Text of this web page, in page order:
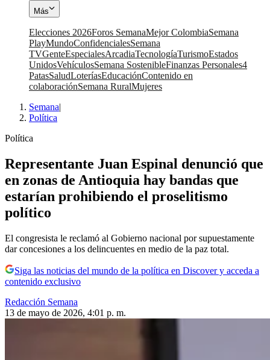
Más
Elecciones 2026Foros SemanaMejor ColombiaSemana
PlayMundoConfidencialesSemana
TVGenteEspecialesArcadiaTecnologíaTurismoEstados
UnidosVehículosSemana SostenibleFinanzas Personales4
PatasSaludLoteríasEducaciónContenido en
colaboraciónSemana RuralMujeres
Semana|
Política
Política
Representante Juan Espinal denunció que
en zonas de Antioquia hay bandas que
estarían prohibiendo el proselitismo
político
El congresista le reclamó al Gobierno nacional por supuestamente
dar concesiones a los delincuentes en medio de la paz total.
Siga las noticias del mundo de la política en Discover y acceda a
contenido exclusivo
Redacción Semana
13 de mayo de 2026, 4:01 p. m.